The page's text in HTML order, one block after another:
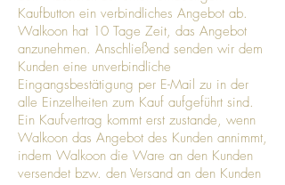
Kaufbutton ein verbindliches Angebot ab.
Walkoon hat 10 Tage Zeit, das Angebot
anzunehmen. Anschließend senden wir dem
Kunden eine unverbindliche
Eingangsbestätigung per E-Mail zu in der
alle Einzelheiten zum Kauf aufgeführt sind.
Ein Kaufvertrag kommt erst zustande, wenn
Walkoon das Angebot des Kunden annimmt,
indem Walkoon die Ware an den Kunden
versendet bzw. den Versand an den Kunden